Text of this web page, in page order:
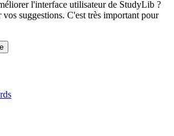
l'interface utilisateur de StudyLib ?
suggestions. C'est très important pour